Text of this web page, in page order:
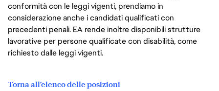
conformità con le leggi vigenti, prendiamo in
considerazione anche i candidati qualificati con
precedenti penali. EA rende inoltre disponibili strutture
lavorative per persone qualificate con disabilità, come
richiesto dalle leggi vigenti.
Torna all'elenco delle posizioni